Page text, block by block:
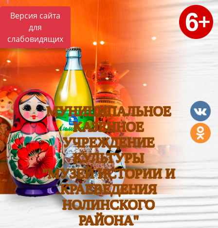
Версия сайта
для
слабовидящих
МУНИЦИПАЛЬНОЕ
КАЗЕННОЕ
УЧРЕЖДЕНИЕ
КУЛЬТУРЫ
"МУЗЕЙ ИСТОРИИ И
КРАЕВЕДЕНИЯ
НОЛИНСКОГО
РАЙОНА"